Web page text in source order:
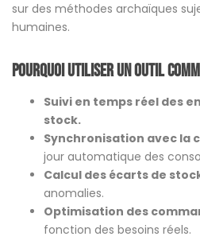
sur des méthodes archaïques
humaines.
Pourquoi utiliser un outil
Suivi en temps réel des
stock.
Synchronisation avec la
jour automatique des
Calcul des écarts de
anomalies.
Optimisation des
fonction des besoins réels.